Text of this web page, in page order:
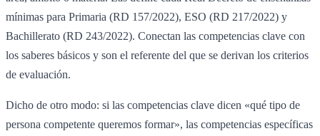
mínimas para Primaria (RD 157/2022), ESO (RD 217/2022) y
Bachillerato (RD 243/2022). Conectan las competencias clave con
los saberes básicos y son el referente del que se derivan los criterios
de evaluación.
Dicho de otro modo: si las competencias clave dicen «qué tipo de
persona competente queremos formar», las competencias específicas